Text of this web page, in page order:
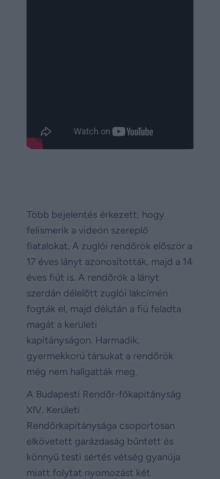
Több bejelentés érkezett, hogy
felismerik a videón szereplő
fiatalokat. A zuglói rendőrök először a
17 éves lányt azonosították, majd a 14
éves fiút is. A rendőrök a lányt
szerdán délelőtt zuglói lakcímén
fogták el, majd délután a fiú feladta
magát a kerületi
kapitányságon. Harmadik,
gyermekkorú társukat a rendőrök
még nem hallgatták meg.
A Budapesti Rendőr-főkapitányság
XIV. Kerületi
Rendőrkapitánysága csoportosan
elkövetett garázdaság bűntett és
könnyű testi sértés vétség gyanúja
miatt folytat nyomozást két